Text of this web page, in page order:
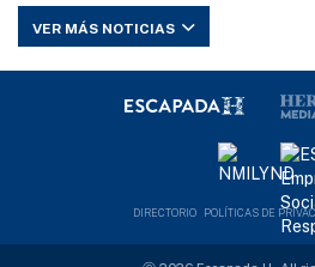
VER MÁS NOTICIAS
DIRECTORIO POLÍTICAS DE